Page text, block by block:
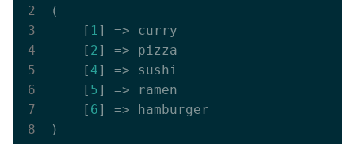
(
    [
1] => curry
    [
2] => pizza
    [
4] => sushi
    [
5] => ramen
    [
6] => hamburger